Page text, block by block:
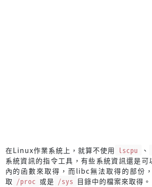
在Linux作業系統上，就算不使用 lscpu 、
系統資訊的指令工具，有些系統資訊還是
內的函數來取得，而libc無法取得的部份
取 /proc 或是 /sys 目錄中的檔案來取得。